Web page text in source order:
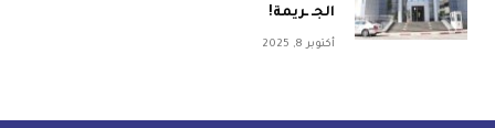
الجـ ـريمة!
أكتوبر 8, 2025